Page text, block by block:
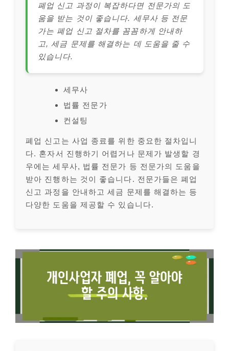
폐업 신고 과정이 복잡하다면 전문가의 도
움을 받는 것이 좋습니다. 세무사 등 전문
가는 폐업 신고 절차를 꼼꼼하게 안내하
고, 세금 문제를 해결하는 데 도움을 줄 수
있습니다.
세무사
법률 전문가
컨설팅
폐업 신고는 사업 종료를 위한 중요한 절차입니
다. 혼자서 진행하기 어렵거나 문제가 발생할 경
우에는 세무사, 법률 전문가 등 전문가의 도움을
받아 진행하는 것이 좋습니다. 전문가들은 폐업
신고 과정을 안내하고 세금 문제를 해결하는 등
다양한 도움을 제공할 수 있습니다.